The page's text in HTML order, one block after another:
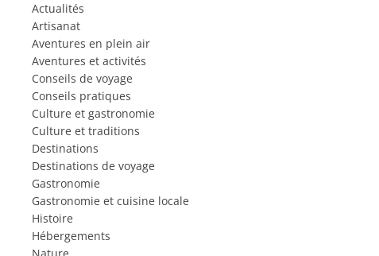
Actualités
Artisanat
Aventures en plein air
Aventures et activités
Conseils de voyage
Conseils pratiques
Culture et gastronomie
Culture et traditions
Destinations
Destinations de voyage
Gastronomie
Gastronomie et cuisine locale
Histoire
Hébergements